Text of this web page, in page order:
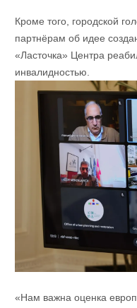
Кроме того, городской
партнёрам об идее
«Ласточка» Центра
инвалидностью.
«Нам важна оценка